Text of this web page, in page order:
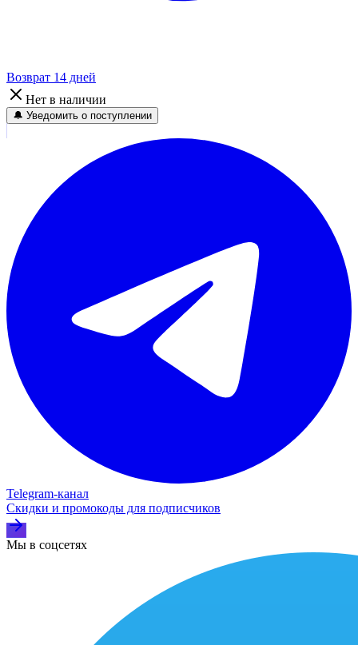
Возврат 14 дней
Нет в наличии
🔔 Уведомить о поступлении
Telegram‑канал
Скидки и промокоды для подписчиков
Мы в соцсетях